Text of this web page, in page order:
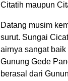
Citatih maupun
Datang musim
surut. Sungai
airnya sangat
Gunung Gede
berasal dari